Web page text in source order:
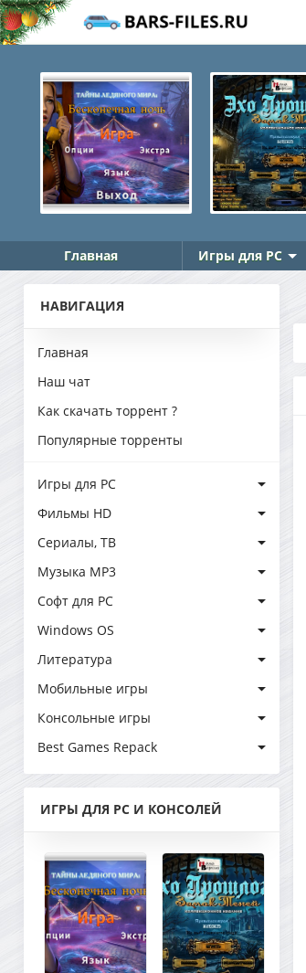
Главная Игры для PC
НАВИГАЦИЯ
Главная
Наш чат
Как скачать торрент ?
Популярные торренты
Игры для PC
Фильмы HD
Сериалы, ТВ
Музыка MP3
Софт для PC
Windows OS
Литература
Мобильные игры
Консольные игры
Best Games Repack
ИГРЫ ДЛЯ PC И КОНСОЛЕЙ